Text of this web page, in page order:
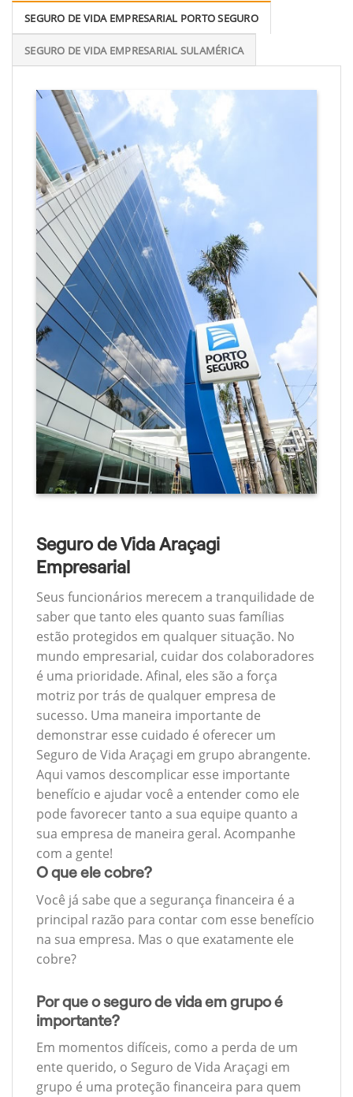
SEGURO DE VIDA EMPRESARIAL PORTO SEGURO
SEGURO DE VIDA EMPRESARIAL SULAMÉRICA
Seguro de Vida Araçagi
Empresarial
Seus funcionários merecem a tranquilidade de
saber que tanto eles quanto suas famílias
estão protegidos em qualquer situação. No
mundo empresarial, cuidar dos colaboradores
é uma prioridade. Afinal, eles são a força
motriz por trás de qualquer empresa de
sucesso. Uma maneira importante de
demonstrar esse cuidado é oferecer um
Seguro de Vida Araçagi em grupo abrangente.
Aqui vamos descomplicar esse importante
benefício e ajudar você a entender como ele
pode favorecer tanto a sua equipe quanto a
sua empresa de maneira geral. Acompanhe
com a gente!
O que ele cobre?
Você já sabe que a segurança financeira é a
principal razão para contar com esse benefício
na sua empresa. Mas o que exatamente ele
cobre?
Por que o seguro de vida em grupo é
importante?
Em momentos difíceis, como a perda de um
ente querido, o Seguro de Vida Araçagi em
grupo é uma proteção financeira para quem